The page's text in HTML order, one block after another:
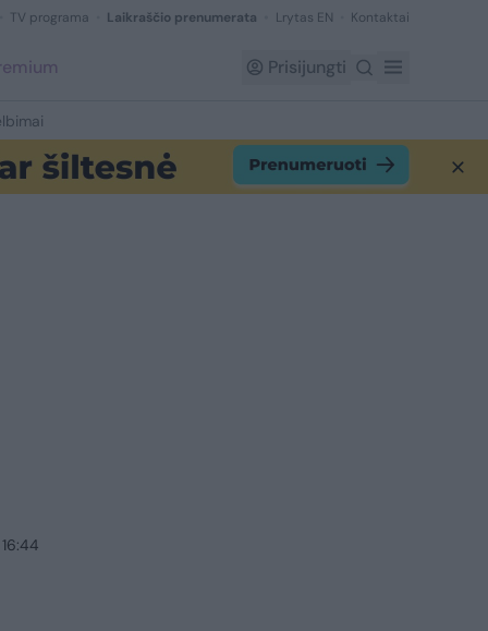
TV programa Laikraščio prenumerata Lrytas EN Kontaktai
Prisijungti